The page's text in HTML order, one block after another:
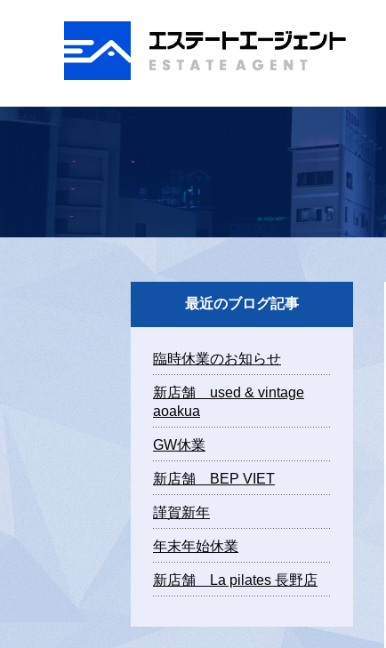
最近のブログ記事
臨時休業のお知らせ
新店舗 used & vintage
aoakua
GW休業
新店舗 BEP VIET
謹賀新年
年末年始休業
新店舗 La pilates 長野店
月極駐車場を探す
売買物件を探す
ショップ情報
会社案内